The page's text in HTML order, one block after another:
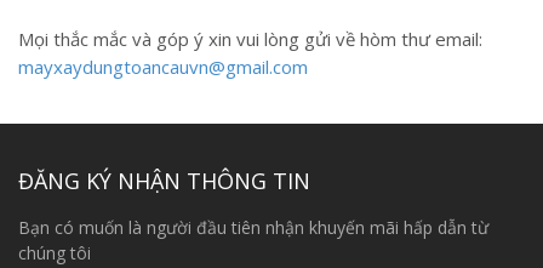
Mọi thắc mắc và góp ý xin vui lòng gửi về hòm thư email:
mayxaydungtoancauvn@gmail.com
ĐĂNG KÝ NHẬN THÔNG TIN
Bạn có muốn là người đầu tiên nhận khuyến mãi hấp dẫn từ
chúng tôi